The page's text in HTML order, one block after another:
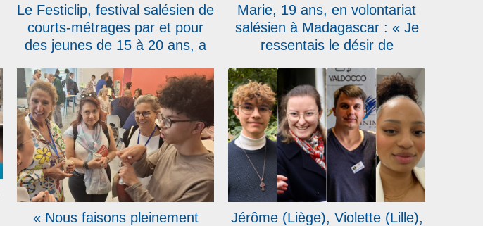
Le Festiclip, festival salésien de
courts-métrages par et pour
des jeunes de 15 à 20 ans, a
Marie, 19 ans, en volontariat
salésien à Madagascar : « Je
ressentais le désir de
« Nous faisons pleinement
Jérôme (Liège), Violette (Lille),